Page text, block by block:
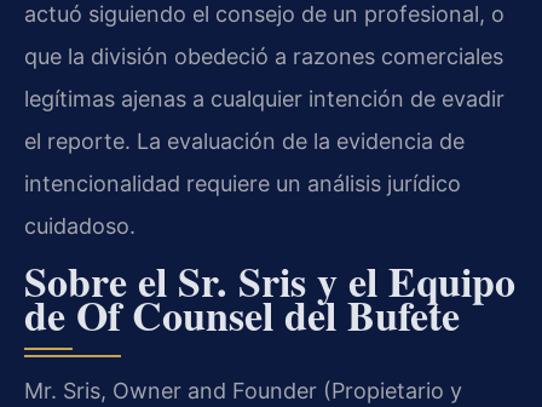
actuó siguiendo el consejo de un profesional, o
que la división obedeció a razones comerciales
legítimas ajenas a cualquier intención de evadir
el reporte. La evaluación de la evidencia de
intencionalidad requiere un análisis jurídico
cuidadoso.
Sobre el Sr. Sris y el Equipo
de Of Counsel del Bufete
Mr. Sris, Owner and Founder (Propietario y